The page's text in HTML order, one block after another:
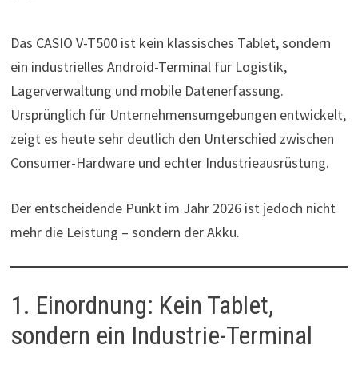
Das CASIO V-T500 ist kein klassisches Tablet, sondern
ein industrielles Android-Terminal für Logistik,
Lagerverwaltung und mobile Datenerfassung.
Ursprünglich für Unternehmensumgebungen entwickelt,
zeigt es heute sehr deutlich den Unterschied zwischen
Consumer-Hardware und echter Industrieausrüstung.
Der entscheidende Punkt im Jahr 2026 ist jedoch nicht
mehr die Leistung – sondern der Akku.
1. Einordnung: Kein Tablet,
sondern ein Industrie-Terminal